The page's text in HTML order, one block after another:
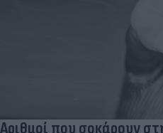
Αριθμοί που σοκάρουν